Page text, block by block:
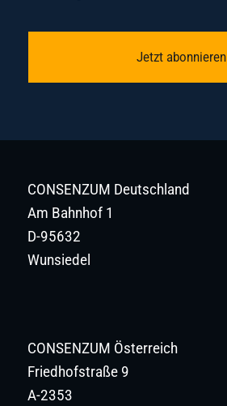
Jetzt abonnieren
CONSENZUM Deutschland
Am Bahnhof 1
D-95632
Wunsiedel
CONSENZUM Österreich
Friedhofstraße 9
A-2353